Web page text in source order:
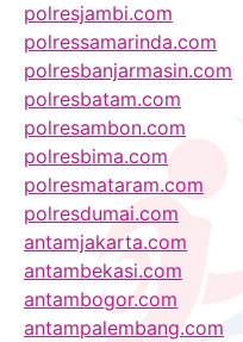
polresjambi.com
polressamarinda.com
polresbanjarmasin.com
polresbatam.com
polresambon.com
polresbima.com
polresmataram.com
polresdumai.com
antamjakarta.com
antambekasi.com
antambogor.com
antampalembang.com